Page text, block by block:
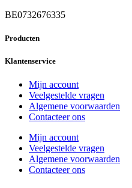
BE0732676335
Producten
Klantenservice
Mijn account
Veelgestelde vragen
Algemene voorwaarden
Contacteer ons
Mijn account
Veelgestelde vragen
Algemene voorwaarden
Contacteer ons